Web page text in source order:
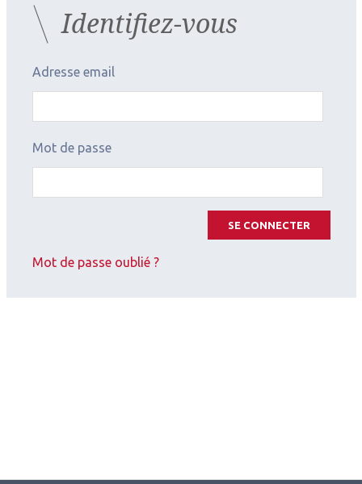
Identifiez-vous
Adresse email
Mot de passe
SE CONNECTER
Mot de passe oublié ?